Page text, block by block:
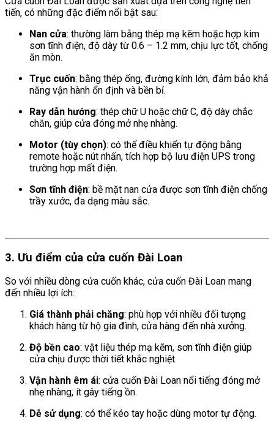
tiến, có những đặc điểm nổi bật sau:
Nan cửa: thường làm bằng thép mạ kẽm hoặc hợp kim
sơn tĩnh điện, độ dày từ 0.6 – 1.2 mm, chịu lực tốt, chống
ăn mòn.
Trục cuốn: bằng thép ống, đường kính lớn, đảm bảo khả
năng vận hành ổn định và bền bỉ.
Ray dẫn hướng: thép chữ U hoặc chữ C, độ dày chắc
chắn, giúp cửa đóng mở nhẹ nhàng.
Motor (tùy chọn): có thể điều khiển tự động bằng
remote hoặc nút nhấn, tích hợp bộ lưu điện UPS trong
trường hợp mất điện.
Sơn tĩnh điện: bề mặt nan cửa được sơn tĩnh điện chống
trầy xước, đa dạng màu sắc.
3. Ưu điểm của cửa cuốn Đài Loan
So với nhiều dòng cửa cuốn khác, cửa cuốn Đài Loan mang
đến nhiều lợi ích:
Giá thành phải chăng: phù hợp với nhiều đối tượng
khách hàng từ hộ gia đình, cửa hàng đến nhà xưởng.
Độ bền cao: vật liệu thép mạ kẽm, sơn tĩnh điện giúp
cửa chịu được thời tiết khắc nghiệt.
Vận hành êm ái: cửa cuốn Đài Loan nổi tiếng đóng mở
nhẹ nhàng, ít gây tiếng ồn.
Dễ sử dụng: có thể kéo tay hoặc dùng motor tự động.